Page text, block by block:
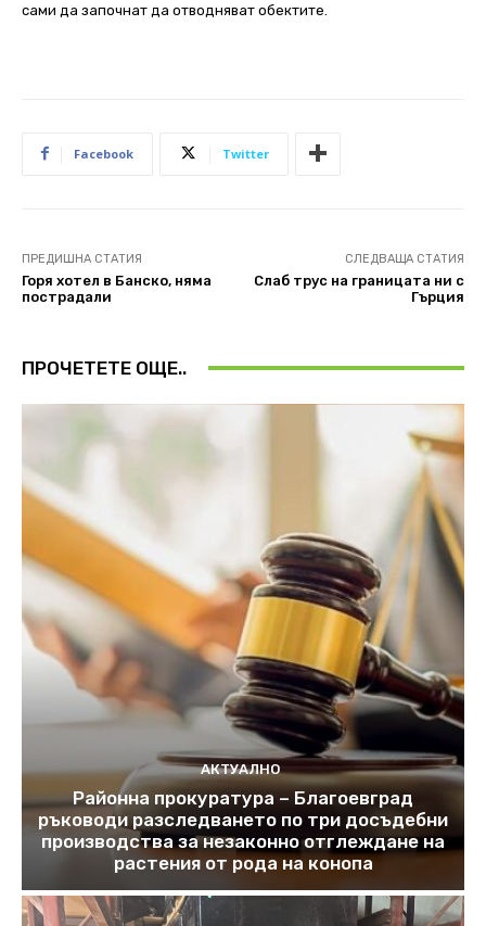
сами да започнат да отводняват обектите.
Facebook Twitter
ПРЕДИШНА СТАТИЯ
Горя хотел в Банско, няма
пострадали
СЛЕДВАЩА СТАТИЯ
Слаб трус на границата ни с
Гърция
ПРОЧЕТЕТЕ ОЩЕ..
АКТУАЛНО
Районна прокуратура – Благоевград
ръководи разследването по три досъдебни
производства за незаконно отглеждане на
растения от рода на конопа